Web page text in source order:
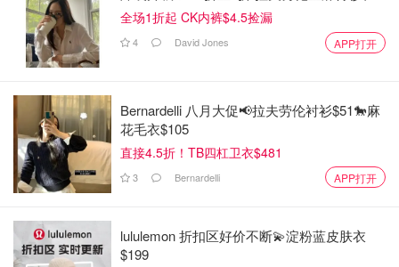
全场1折起 CK内裤$4.5捡漏
4 David Jones APP打开
Bernardelli 八月大促📢拉夫劳伦衬衫$51🐎麻
花毛衣$105
直接4.5折！TB四杠卫衣$481
3 Bernardelli APP打开
lululemon 折扣区好价不断💫淀粉蓝皮肤衣
$199